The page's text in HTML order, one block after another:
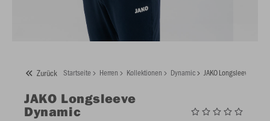
Zurück Startseite Herren Kollektionen Dynamic JAKO Longsleeve
JAKO Longsleeve
Dynamic